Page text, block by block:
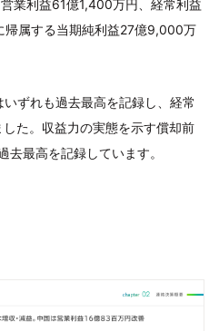
業利益61億1,400万円、経常利益
属する当期純利益27億9,000万
ずれも過去最高を記録し、経常
た。収益力の実態を示す償却前
最高を記録しています。